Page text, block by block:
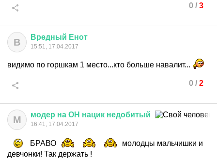
0 / 3
В Вредный Енот
15:51, 17.04.2017
видимо по горшкам 1 место...кто больше навалит...
0 / 2
М модер на ОН нацик недобитый
16:41, 17.04.2017
БРАВО
молодцы мальчишки и
девчонки! Так держать !